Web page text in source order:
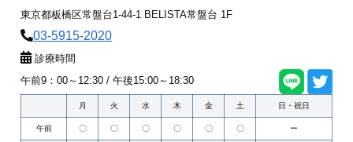
東京都板橋区常盤台1-44-1 BELISTA常盤台 1F
03-5915-2020
診療時間
午前9：00～12:30 / 午後15:00～18:30
月 火 水 木 金 土 日・祝日
午前 〇 〇 〇 〇 〇 〇 ー